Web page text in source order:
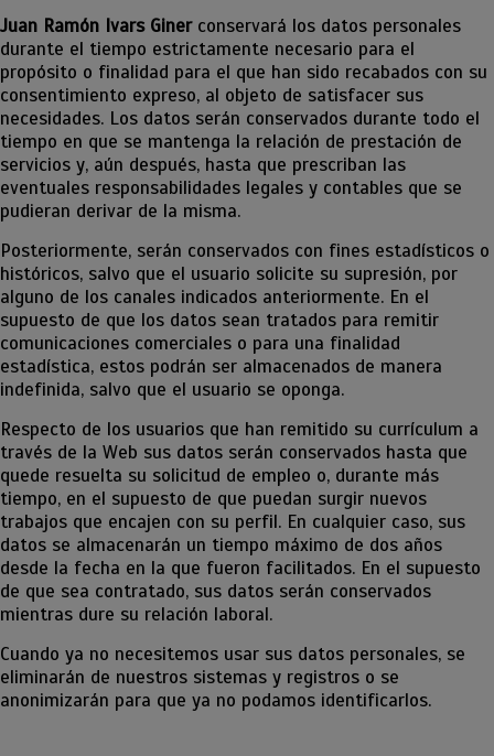
Juan Ramón Ivars Ginerconservará los datos personales
durante el tiempo estrictamente necesario para el
propósito o finalidad para el que han sido recabados con su
consentimiento expreso, al objeto de satisfacer sus
necesidades. Los datos serán conservados durante todo el
tiempo en que se mantenga la relación de prestación de
servicios y, aún después, hasta que prescriban las
eventuales responsabilidades legales y contables que se
pudieran derivar de la misma.
Posteriormente, serán conservados con fines estadísticos o
históricos, salvo que el usuario solicite su supresión, por
alguno de los canales indicados anteriormente. En el
supuesto de que los datos sean tratados para remitir
comunicaciones comerciales o para una finalidad
estadística, estos podrán ser almacenados de manera
indefinida, salvo que el usuario se oponga.
Respecto de los usuarios que han remitido su currículum a
través de la Web sus datos serán conservados hasta que
quede resuelta su solicitud de empleo o, durante más
tiempo, en el supuesto de que puedan surgir nuevos
trabajos que encajen con su perfil. En cualquier caso, sus
datos se almacenarán un tiempo máximo de dos años
desde la fecha en la que fueron facilitados. En el supuesto
de que sea contratado, sus datos serán conservados
mientras dure su relación laboral.
Cuando ya no necesitemos usar sus datos personales, se
eliminarán de nuestros sistemas y registros o se
anonimizarán para que ya no podamos identificarlos.